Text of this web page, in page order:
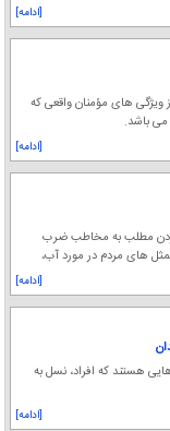
[ادامه]
ویژگی های مؤمنان واقعی که
می باشد.
[ادامه]
کردن مطلب به مخاطب ضرب
های مردم در مورد آب،
[ادامه]
هستند که افراد، نسل به
[ادامه]